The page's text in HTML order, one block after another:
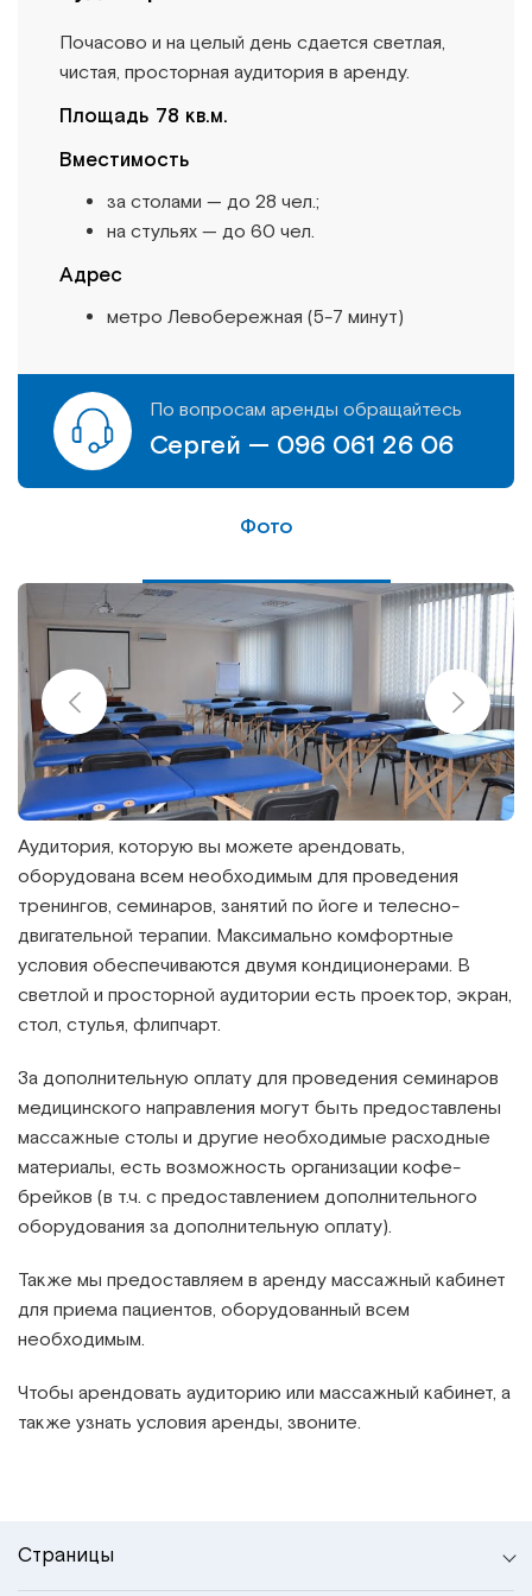
Почасово и на целый день сдается светлая,
чистая, просторная аудитория в аренду.
Площадь 78 кв.м.
Вместимость
за столами — до 28 чел.;
на стульях — до 60 чел.
Адрес
метро Левобережная (5-7 минут)
По вопросам аренды обращайтесь
Сергей — 096 061 26 06
Фото
Аудитория, которую вы можете арендовать,
оборудована всем необходимым для проведения
тренингов, семинаров, занятий по йоге и телесно-
двигательной терапии. Максимально комфортные
условия обеспечиваются двумя кондиционерами. В
светлой и просторной аудитории есть проектор, экран,
стол, стулья, флипчарт.
За дополнительную оплату для проведения семинаров
медицинского направления могут быть предоставлены
массажные столы и другие необходимые расходные
материалы, есть возможность организации кофе-
брейков (в т.ч. с предоставлением дополнительного
оборудования за дополнительную оплату).
Также мы предоставляем в аренду массажный кабинет
для приема пациентов, оборудованный всем
необходимым.
Чтобы арендовать аудиторию или массажный кабинет, а
также узнать условия аренды, звоните.
Страницы
Институт Барраля
Кинезиотейпинг
Психология, психотерапия
Реабилитация
Остеопатические манипуляции по
Барралю